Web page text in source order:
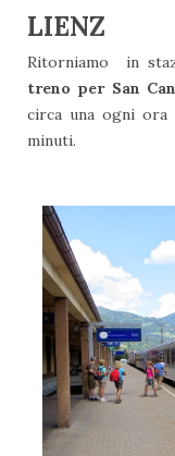
LIENZ
Ritorniamo in
treno per San
circa una ogni
minuti.